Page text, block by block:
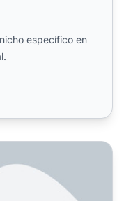
específico en
completa para el